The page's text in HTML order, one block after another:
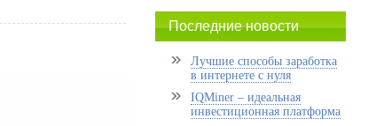
Последние новости
Лучшие способы заработка
в интернете с нуля
IQMiner – идеальная
инвестиционная платформа